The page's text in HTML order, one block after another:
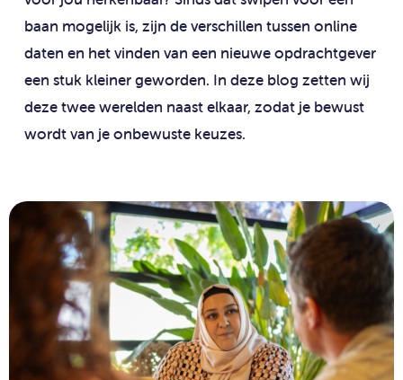
baan mogelijk is, zijn de verschillen tussen online
daten en het vinden van een nieuwe opdrachtgever
een stuk kleiner geworden. In deze blog zetten wij
deze twee werelden naast elkaar, zodat je bewust
wordt van je onbewuste keuzes.